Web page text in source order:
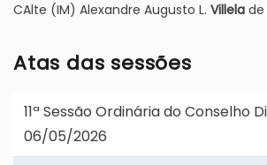
CAlte (IM) Alexandre Augusto L. Villela de
Atas das sessões
11ª Sessão Ordinária do Conselho
06/05/2026